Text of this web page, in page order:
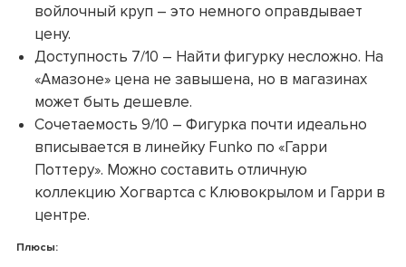
войлочный круп – это немного оправдывает
цену.
Доступность 7/10 – Найти фигурку несложно. На
«Амазоне» цена не завышена, но в магазинах
может быть дешевле.
Сочетаемость 9/10 – Фигурка почти идеально
вписывается в линейку Funko по «Гарри
Поттеру». Можно составить отличную
коллекцию Хогвартса с Клювокрылом и Гарри в
центре.
Плюсы: